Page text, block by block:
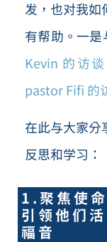
发，也对我如
有帮助。一是
Kevin 的访谈
pastor Fifi 的
在此与大家分
反思和学习：
1.聚焦使命
引领他们活
福音